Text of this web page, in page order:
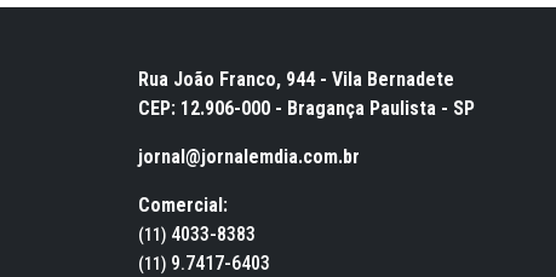
Rua João Franco, 944 - Vila Bernadete
CEP: 12.906-000 - Bragança Paulista - SP
jornal@jornalemdia.com.br
Comercial:
(11) 4033-8383
(11) 9.7417-6403